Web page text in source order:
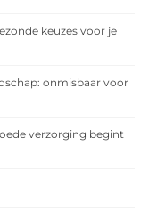
keuzes voor je
onmisbaar voor
verzorging begint